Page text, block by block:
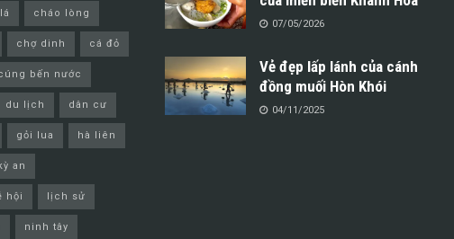
cháo lòng
chợ dinh cá đỏ
bến nước
du lịch dân cư
gỏi lua hà liên
kỳ an
hội lịch sử
ninh tây
07/05/2026
Vẻ đẹp lấp lánh của cánh
đồng muối Hòn Khói
04/11/2025